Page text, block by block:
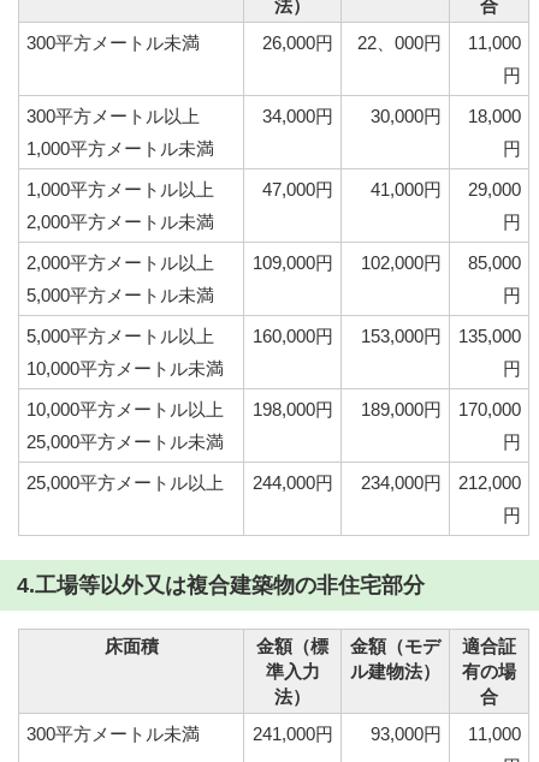
法）
合
300平方メートル未満
26,000円 22、000円
11,000
円
300平方メートル以上
1,000平方メートル未満
34,000円 30,000円
18,000
円
1,000平方メートル以上
2,000平方メートル未満
47,000円 41,000円
29,000
円
2,000平方メートル以上
5,000平方メートル未満
109,000円 102,000円
85,000
円
5,000平方メートル以上
10,000平方メートル未満
160,000円 153,000円
135,000
円
10,000平方メートル以上
25,000平方メートル未満
198,000円 189,000円
170,000
円
25,000平方メートル以上
244,000円 234,000円
212,000
円
4.工場等以外又は複合建築物の非住宅部分
床面積
金額（標
準入力
法）
金額（モデ
ル建物法）
適合証
有の場
合
300平方メートル未満
241,000円 93,000円
11,000